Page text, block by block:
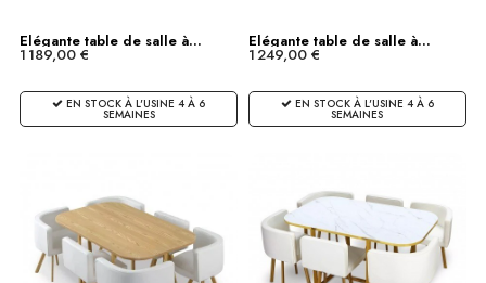
Elégante table de salle à...
1 189,00 €
EN STOCK À L'USINE 4 À 6
SEMAINES
Elégante table de salle à...
1 249,00 €
EN STOCK À L'USINE 4 À 6
SEMAINES